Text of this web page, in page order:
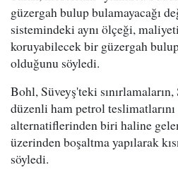
güzergah bulup bulamayacağı
sistemindeki aynı ölçeği,
koruyabilecek bir güzergah
olduğunu söyledi.
Bohl, Süveyş'teki
düzenli ham petrol
alternatiflerinden biri haline
üzerinden boşaltma yapılarak
söyledi.